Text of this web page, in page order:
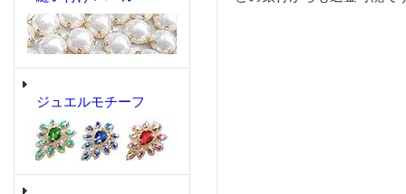
ジュエルモチーフ